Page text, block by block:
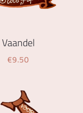
Vaandel
€9.50